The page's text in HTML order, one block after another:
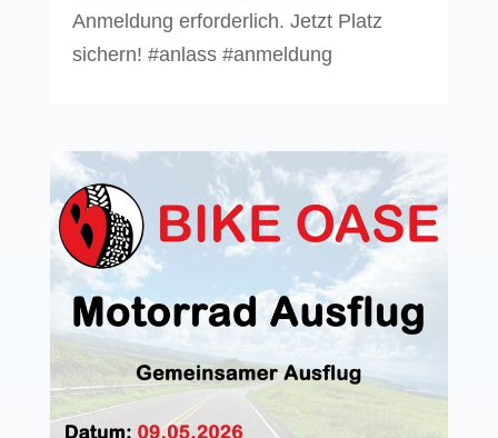
Anmeldung erforderlich. Jetzt Platz
sichern! #anlass #anmeldung